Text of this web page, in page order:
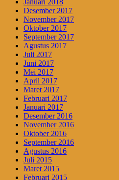
Januari 2018
Desember 2017
November 2017
Oktober 2017
September 2017
Agustus 2017
Juli 2017
Juni 2017
Mei 2017
April 2017
Maret 2017
Februari 2017
Januari 2017
Desember 2016
November 2016
Oktober 2016
September 2016
Agustus 2016
Juli 2015
Maret 2015
Februari 2015